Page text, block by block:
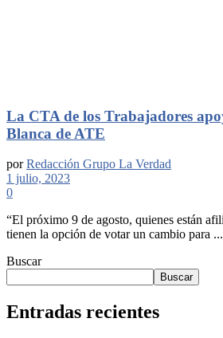
La CTA de los Trabajadores
Blanca de ATE
por Redacción Grupo La Verdad
1 julio, 2023
0
“El próximo 9 de agosto, quienes están
tienen la opción de votar un cambio para ...
Buscar
Buscar
Entradas recientes